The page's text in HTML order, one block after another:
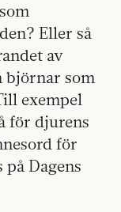
Eller så
av
björnar som
exempel
för djurens
för
Dagens